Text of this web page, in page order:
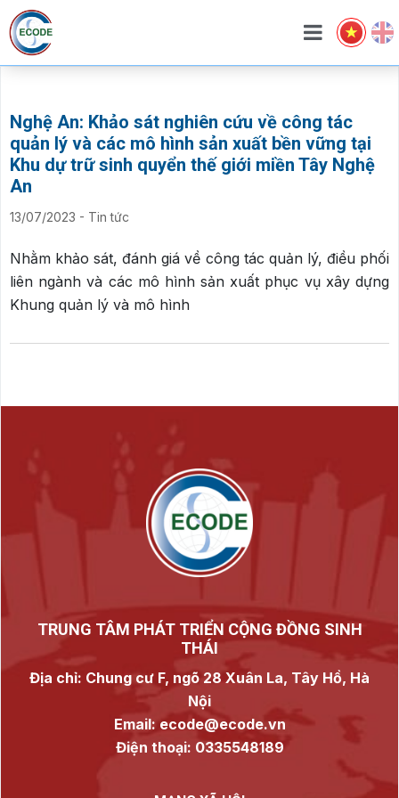
Nghệ An: Khảo sát nghiên cứu về công tác
quản lý và các mô hình sản xuất bền vững tại
Khu dự trữ sinh quyển thế giới miền Tây Nghệ
An
13/07/2023 - Tin tức
Nhằm khảo sát, đánh giá về công tác quản lý, điều phối
liên ngành và các mô hình sản xuất phục vụ xây dựng
Khung quản lý và mô hình
TRUNG TÂM PHÁT TRIỂN CỘNG ĐỒNG SINH
THÁI
Địa chỉ: Chung cư F, ngõ 28 Xuân La, Tây Hồ, Hà
Nội
Email: ecode@ecode.vn
Điện thoại: 0335548189